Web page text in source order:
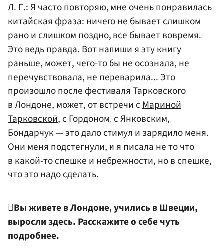
Л. Г.: Я часто повторяю, мне очень понравилась
китайская фраза: ничего не бывает слишком
рано и слишком поздно, все бывает вовремя.
Это ведь правда. Вот напиши я эту книгу
раньше, может, чего-то бы не осознала, не
перечувствовала, не переварила... Это
произошло после фестиваля Тарковского
в Лондоне, может, от встречи сМариной
Тарковской, с Гордоном, с Янковским,
Бондарчук — это дало стимул и зарядило меня.
Они меня подстегнули, и я писала не то что
в какой-то спешке и небрежности, но в спешке,
что это надо сделать.
Вы живете в Лондоне, учились в Швеции,
выросли здесь. Расскажите о себе чуть
подробнее.